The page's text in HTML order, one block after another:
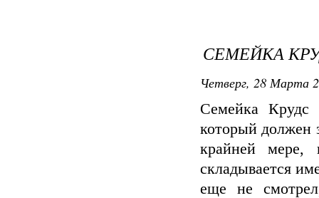
СЕМЕЙКА
Четверг, 28 Марта
Семейка
который должен
крайней мере,
складывается
еще не